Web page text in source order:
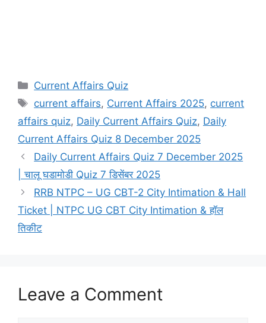
Categories
Current Affairs Quiz
Tags
current affairs, Current Affairs 2025, current
affairs quiz, Daily Current Affairs Quiz, Daily
Current Affairs Quiz 8 December 2025
Daily Current Affairs Quiz 7 December 2025
| चालू घडामोडी Quiz 7 डिसेंबर 2025
RRB NTPC – UG CBT-2 City Intimation & Hall
Ticket | NTPC UG CBT City Intimation & हॉल
तिकीट
Leave a Comment